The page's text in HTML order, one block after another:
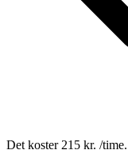
Det koster 215 kr. /time.